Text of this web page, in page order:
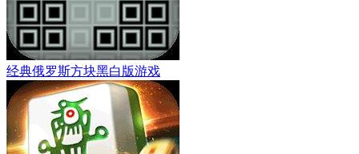
经典俄罗斯方块黑白版游戏